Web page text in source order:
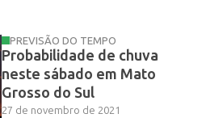
PREVISÃO DO TEMPO
Probabilidade de chuva
neste sábado em Mato
Grosso do Sul
27 de novembro de 2021